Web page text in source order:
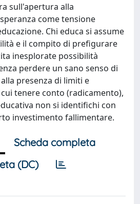
sull'apertura alla
come tensione
Chi educa si assume
e il compito di prefigurare
inesplorate possibilità
perdere un sano senso di
presenza di limiti e
tenere conto (radicamento),
non si identifichi con
investimento fallimentare.
Scheda completa
(DC)